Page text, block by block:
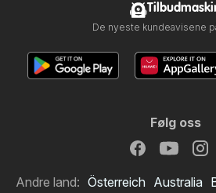
De nyeste kundeavisene
Følg oss
Andre land: Österreich Australia